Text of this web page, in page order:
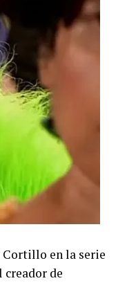
Cortillo en la serie
creador de